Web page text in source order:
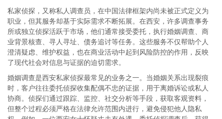
私家侦探，又称私人调查员，在中国法律框架内尚未被正式定义为
职业，但其服务却基于实际需求不断拓展。在西安，许多调查事务
所或独立侦探活跃于市场，他们通常接受委托，执行婚姻调查、商
业背景核查、寻人寻址、债务追讨等任务。这些服务不仅帮助个人
澄清疑虑、维护权益，也在商业活动中起到风险防控的作用，反映
了现代社会对信息与证据的迫切需求。
婚姻调查是西安私家侦探最常见的业务之一。当婚姻关系出现裂痕
时，客户往往委托侦探收集配偶不忠的证据，用于离婚诉讼或私人
协商。侦探们通过跟踪、监控、社交分析等手段，获取客观资料，
但整个过程必须严格在法律允许范围内进行，避免侵犯他人隐私